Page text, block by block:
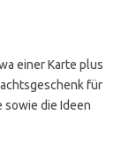
einer Karte plus
für
sowie die Ideen